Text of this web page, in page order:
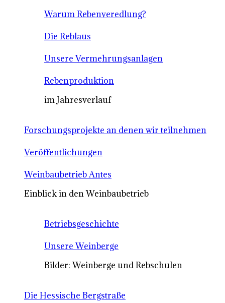
Warum Rebenveredlung?
Die Reblaus
Unsere Vermehrungsanlagen
Rebenproduktion
im Jahresverlauf
Forschungsprojekte an denen wir teilnehmen
Veröffentlichungen
Weinbaubetrieb Antes
Einblick in den Weinbaubetrieb
Betriebsgeschichte
Unsere Weinberge
Bilder: Weinberge und Rebschulen
Die Hessische Bergstraße